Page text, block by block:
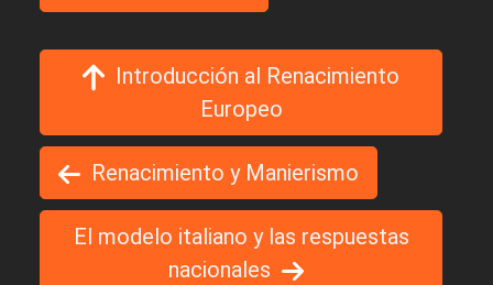
Introducción al Renacimiento
Europeo
Renacimiento y Manierismo
El modelo italiano y las respuestas
nacionales